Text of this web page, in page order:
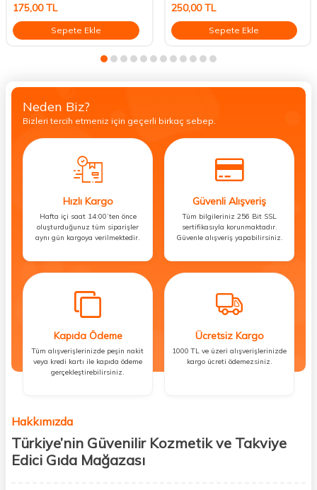
175,00TL
Sepete Ekle
250,00TL
Sepete Ekle
Neden Biz?
Bizleri tercih etmeniz için geçerli birkaç sebep.
Hızlı Kargo
Hafta içi saat 14:00’ten önce
oluşturduğunuz tüm siparişler
aynı gün kargoya verilmektedir.
Güvenli Alışveriş
Tüm bilgileriniz 256 Bit SSL
sertifikasıyla korunmaktadır.
Güvenle alışveriş yapabilirsiniz.
Kapıda Ödeme
Tüm alışverişlerinizde peşin nakit
veya kredi kartı ile kapıda ödeme
gerçekleştirebilirsiniz.
Ücretsiz Kargo
1000 TL ve üzeri alışverişlerinizde
kargo ücreti ödemezsiniz.
Hakkımızda
Türkiye’nin Güvenilir Kozmetik ve Takviye
Edici Gıda Mağazası